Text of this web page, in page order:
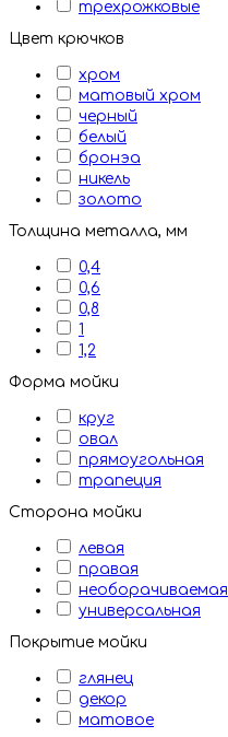
трехрожковые
Цвет крючков
хром
матовый хром
черный
белый
бронэа
никель
золото
Толщина металла, мм
0,4
0,6
0,8
1
1,2
Форма мойки
круг
овал
прямоугольная
трапеция
Сторона мойки
левая
правая
необорачиваемая
универсальная
Покрытие мойки
глянец
декор
матовое